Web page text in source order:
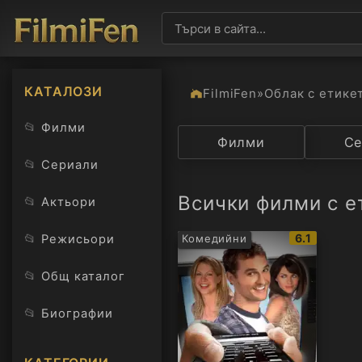
КАТАЛОЗИ
📂 Филми
📂 Сериали
📂 Актьори
📂 Режисьори
📂 Общ каталог
📂 Биографии
FilmiFen»Облак с
Категория
Филми
Всички филми с
Комедийни
IMDb
рейтинг:
6.1